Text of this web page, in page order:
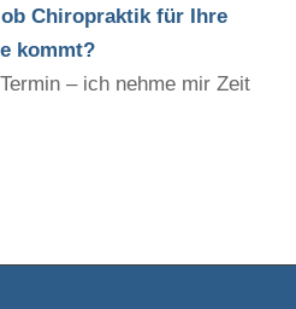
Chiropraktik für Ihre
kommt?
– ich nehme mir Zeit